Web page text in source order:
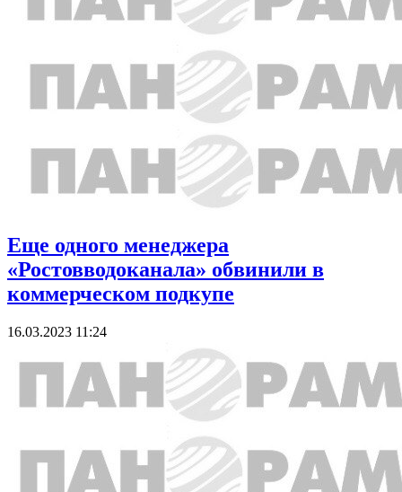
Еще одного менеджера
«Ростовводоканала» обвинили в
коммерческом подкупе
16.03.2023 11:24